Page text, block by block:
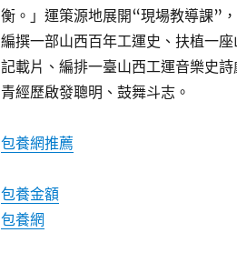
衡。」運策源地展開“現場教導課”
編撰一部山西百年工運史、扶植一
記載片、編排一臺山西工運音樂史
青經歷啟發聰明、鼓舞斗志。
包養網推薦
包養金額
包養網